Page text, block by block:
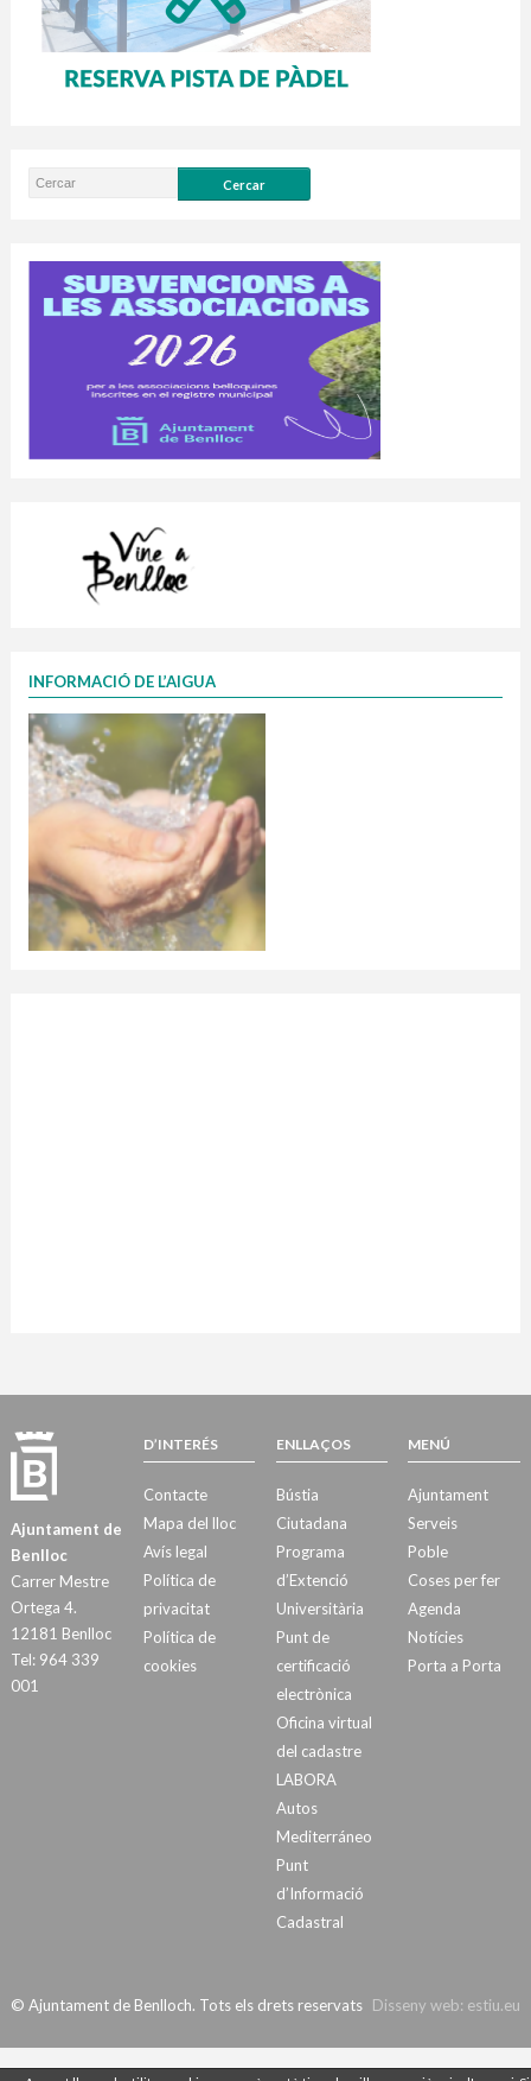
INFORMACIÓ DE L’AIGUA
Ajuntament de
Benlloc
Carrer Mestre
Ortega 4.
12181 Benlloc
Tel: 964 339
001
D’INTERÉS
Contacte
Mapa del lloc
Avís legal
Política de
privacitat
Política de
cookies
ENLLAÇOS
Bústia
Ciutadana
Programa
d’Extenció
Universitària
Punt de
certificació
electrònica
Oficina virtual
del cadastre
LABORA
Autos
Mediterráneo
Punt
d’Informació
Cadastral
MENÚ
Ajuntament
Serveis
Poble
Coses per fer
Agenda
Notícies
Porta a Porta
Disseny web: estiu.eu
© Ajuntament de Benlloch. Tots els drets reservats